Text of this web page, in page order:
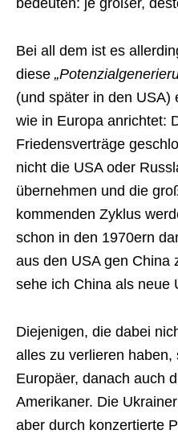
Bei all dem ist es
diese
(und später in den USA)
wie in Europa anrichtet:
Friedensverträge
nicht die USA oder
übernehmen und die
kommenden Zyklus
schon in den 1970ern
aus den USA gen China
sehe ich China als neue
Diejenigen, die dabei
alles zu verlieren haben,
Europäer, danach auch
Amerikaner. Die
aber durch konzertierte